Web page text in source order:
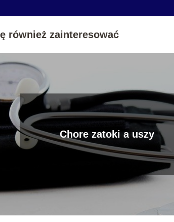
również zainteresować
Chore zatoki a uszy